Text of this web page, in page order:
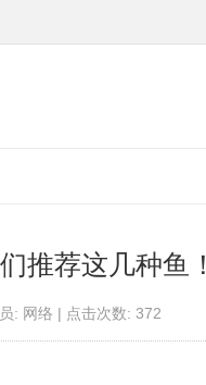
推荐这几种鱼！
: 网络 | 点击次数: 372